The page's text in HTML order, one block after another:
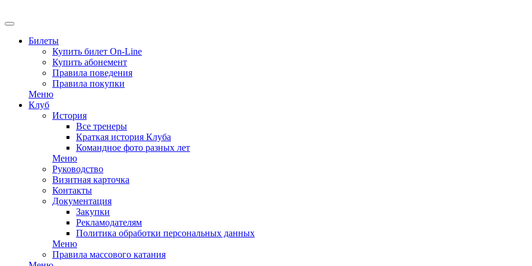
Билеты
Купить билет On-Line
Купить абонемент
Правила поведения
Правила покупки
Меню
Клуб
История
Все тренеры
Краткая история Клуба
Командное фото разных лет
Меню
Руководство
Визитная карточка
Контакты
Документация
Закупки
Рекламодателям
Политика обработки персональных данных
Меню
Правила массового катания